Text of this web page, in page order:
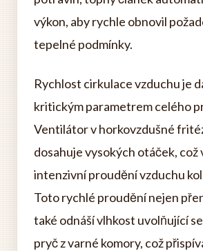
výkon, aby rychle obnovil
tepelné podmínky.
Rychlost cirkulace vzduchu je
kritickým parametrem celého
Ventilátor v horkovzdušné
dosahuje vysokých otáček, což
intenzivní proudění vzduchu
Toto rychlé proudění nejen
také odnáší vlhkost uvolňující
pryč z varné komory, což